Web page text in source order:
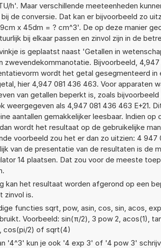
h'. Maar verschillende meeteenheden
de conversie. Dat kan er bijvoorbeeld zo
x 45dm = ? cm^3'. De op deze manier
bij elkaar passen en zinvol zijn in de
is geplaatst naast 'Getallen in
zwevendekommanotatie. Bijvoorbeeld,
wordt het getal gesegmenteerd in
hier 4,947 081 436 463. Voor apparaten
van getallen beperkt is, zoals
weergegeven als 4,947 081 436 463 E+21.
aantallen gemakkelijker leesbaar. Indien op
wordt het resultaat op de gebruikelijke
voorbeeld zou het er dan zo uitzien: 4 947
van de presentatie van de resultaten is de
14 plaatsen. Dat zou voor de meeste
kan het resultaat worden afgerond op een
zinvol is.
functies sqrt, pow, asin, cos, sin, acos,
Voorbeeld: sin(π/2), 3 pow 2, acos(1),
cos(pi/2) of sqrt(4)
'4^3' kun je ook '4 exp 3' of '4 pow 3'